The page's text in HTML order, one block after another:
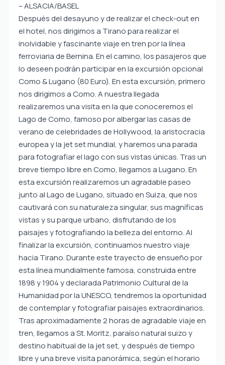
– ALSACIA/BASEL
Después del desayuno y de realizar el check-out en
el hotel, nos dirigimos a Tirano para realizar el
inolvidable y fascinante viaje en tren por la línea
ferroviaria de Bernina. En el camino, los pasajeros que
lo deseen podrán participar en la excursión opcional
Como & Lugano (80 Euro). En esta excursión, primero
nos dirigimos a Como. A nuestra llegada
realizaremos una visita en la que conoceremos el
Lago de Como, famoso por albergar las casas de
verano de celebridades de Hollywood, la aristocracia
europea y la jet set mundial, y haremos una parada
para fotografiar el lago con sus vistas únicas. Tras un
breve tiempo libre en Como, llegamos a Lugano. En
esta excursión realizaremos un agradable paseo
junto al Lago de Lugano, situado en Suiza, que nos
cautivará con su naturaleza singular, sus magníficas
vistas y su parque urbano, disfrutando de los
paisajes y fotografiando la belleza del entorno. Al
finalizar la excursión, continuamos nuestro viaje
hacia Tirano. Durante este trayecto de ensueño por
esta línea mundialmente famosa, construida entre
1898 y 1904 y declarada Patrimonio Cultural de la
Humanidad por la UNESCO, tendremos la oportunidad
de contemplar y fotografiar paisajes extraordinarios.
Tras aproximadamente 2 horas de agradable viaje en
tren, llegamos a St. Moritz, paraíso natural suizo y
destino habitual de la jet set, y después de tiempo
libre y una breve visita panorámica, según el horario